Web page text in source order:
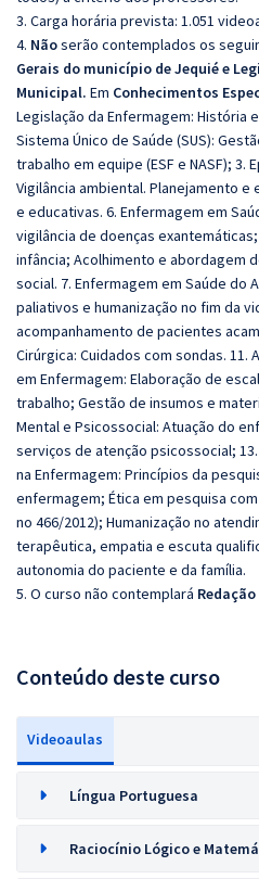
3. Carga horária prevista: 1.051
4. Nãoserão contemplados os
Gerais do município de Jequié e
Municipal. Em Conhecimentos
Legislação da Enfermagem: História
Sistema Único de Saúde (SUS):
trabalho em equipe (ESF e NASF); 3.
Vigilância ambiental. Planejamento
e educativas. 6. Enfermagem em
vigilância de doenças
infância; Acolhimento e abordagem
social. 7. Enfermagem em Saúde do
paliativos e humanização no fim da
acompanhamento de pacientes
Cirúrgica: Cuidados com sondas. 11.
em Enfermagem: Elaboração de
trabalho; Gestão de insumos e
Mental e Psicossocial: Atuação do
serviços de atenção psicossocial;
na Enfermagem: Princípios da
enfermagem; Ética em pesquisa
no 466/2012); Humanização no
terapêutica, empatia e escuta
autonomia do paciente e da família.
5. O curso não contemplará
Conteúdo deste curso
Videoaulas
Língua Portuguesa
Raciocínio Lógico e